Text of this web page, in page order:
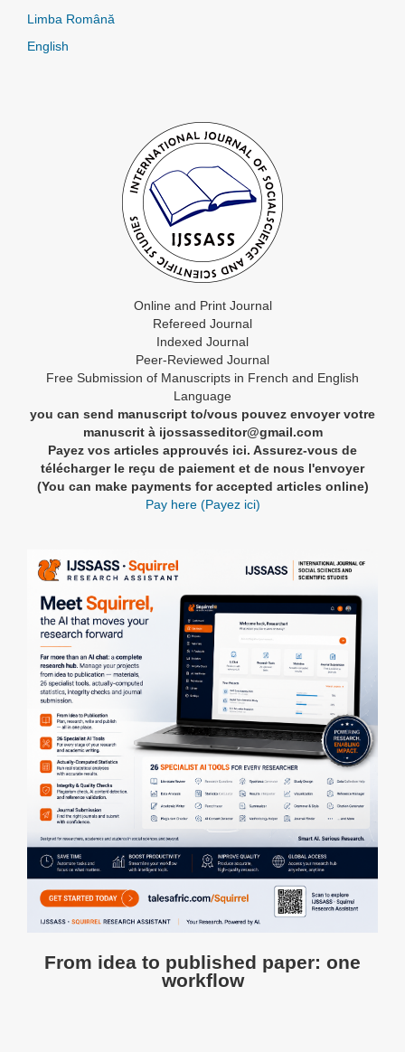
Limba Română
English
Online and Print Journal
Refereed Journal
Indexed Journal
Peer-Reviewed Journal
Free Submission of Manuscripts in French and English
Language
you can send manuscript to/vous pouvez envoyer votre
manuscrit à ijossasseditor@gmail.com
Payez vos articles approuvés ici. Assurez-vous de
télécharger le reçu de paiement et de nous l'envoyer
(You can make payments for accepted articles online)
Pay here (Payez ici)
From idea to published paper: one
workflow